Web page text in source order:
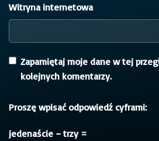
Witryna internetowa
Zapamiętaj moje dane w tej
kolejnych komentarzy.
Proszę wpisać odpowiedź cyframi:
jedenaście − trzy =